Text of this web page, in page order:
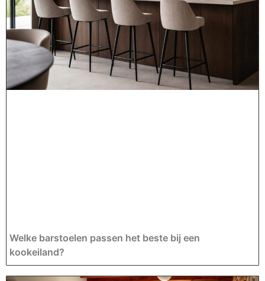
Welke barstoelen passen het beste bij een
kookeiland?